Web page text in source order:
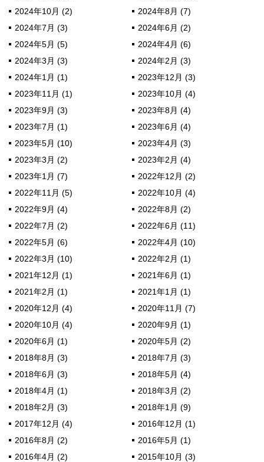
2024年10月 (2)
2024年8月 (7)
2024年7月 (3)
2024年6月 (2)
2024年5月 (5)
2024年4月 (6)
2024年3月 (3)
2024年2月 (3)
2024年1月 (1)
2023年12月 (3)
2023年11月 (1)
2023年10月 (4)
2023年9月 (3)
2023年8月 (4)
2023年7月 (1)
2023年6月 (4)
2023年5月 (10)
2023年4月 (3)
2023年3月 (2)
2023年2月 (4)
2023年1月 (7)
2022年12月 (2)
2022年11月 (5)
2022年10月 (4)
2022年9月 (4)
2022年8月 (2)
2022年7月 (2)
2022年6月 (11)
2022年5月 (6)
2022年4月 (10)
2022年3月 (10)
2022年2月 (1)
2021年12月 (1)
2021年6月 (1)
2021年2月 (1)
2021年1月 (1)
2020年12月 (4)
2020年11月 (7)
2020年10月 (4)
2020年9月 (1)
2020年6月 (1)
2020年5月 (2)
2018年8月 (3)
2018年7月 (3)
2018年6月 (3)
2018年5月 (4)
2018年4月 (1)
2018年3月 (2)
2018年2月 (3)
2018年1月 (9)
2017年12月 (4)
2016年12月 (1)
2016年8月 (2)
2016年5月 (1)
2016年4月 (2)
2015年10月 (3)